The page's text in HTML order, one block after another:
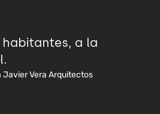
habitantes, a la
Javier Vera Arquitectos